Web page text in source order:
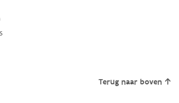
Terug naar boven